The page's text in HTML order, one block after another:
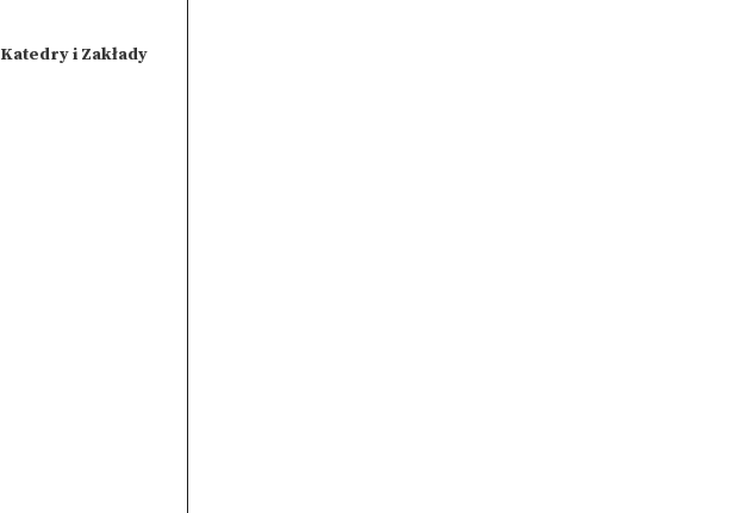
Katedry i Zakłady